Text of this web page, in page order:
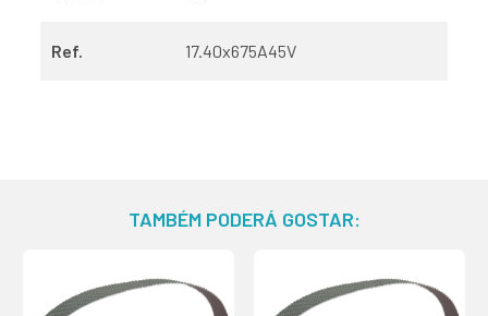
Ref. 17.40x675A45V
TAMBÉM PODERÁ GOSTAR: